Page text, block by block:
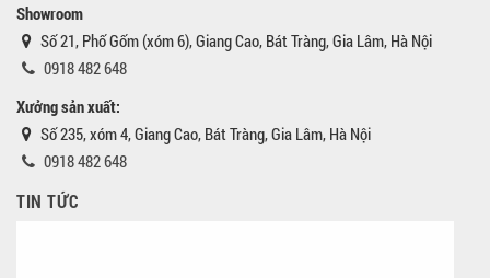
Showroom
Số 21, Phố Gốm (xóm 6), Giang Cao, Bát Tràng, Gia Lâm, Hà Nội
0918 482 648
Xưởng sản xuất:
Số 235, xóm 4, Giang Cao, Bát Tràng, Gia Lâm, Hà Nội
0918 482 648
TIN TỨC